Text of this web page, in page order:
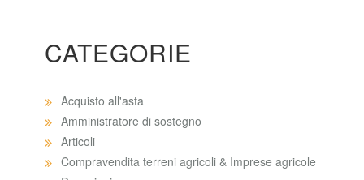
CATEGORIE
Acquisto all'asta
Amministratore di sostegno
Articoli
Compravendita terreni agricoli & Imprese agricole